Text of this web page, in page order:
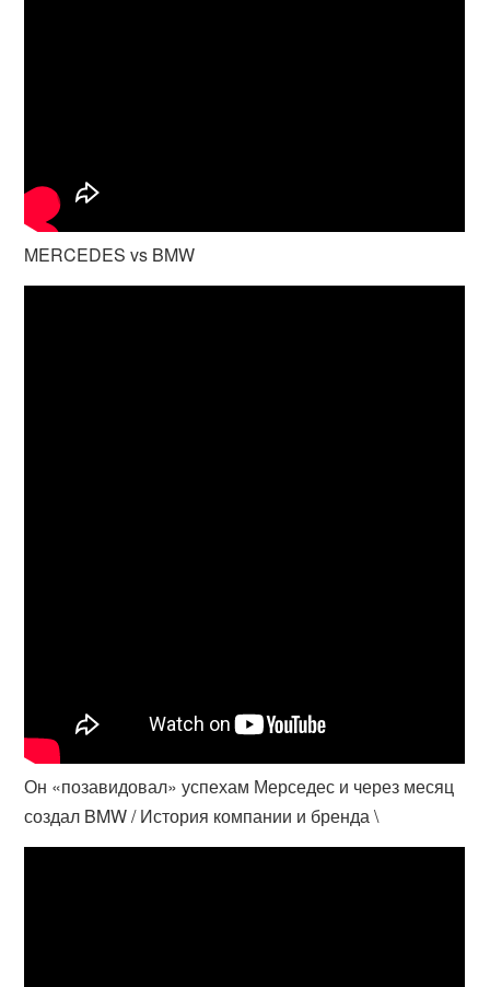
MERCEDES vs BMW
Он «позавидовал» успехам Мерседес и через месяц
создал BMW / История компании и бренда \